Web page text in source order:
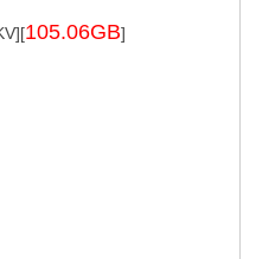
105.06GB]